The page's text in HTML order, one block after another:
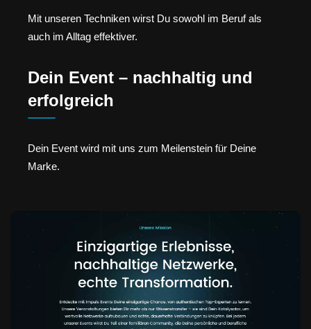
Mit unseren Techniken wirst Du sowohl im Beruf als
auch im Alltag effektiver.
Dein Event – nachhaltig und
erfolgreich
Dein Event wird mit uns zum Meilenstein für Deine
Marke.